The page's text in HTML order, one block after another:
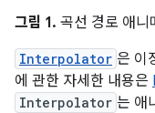
그림 1. 곡선 경로 애니
Interpolator 은 이
에 관한 자세한 내용은
Interpolator 는 애